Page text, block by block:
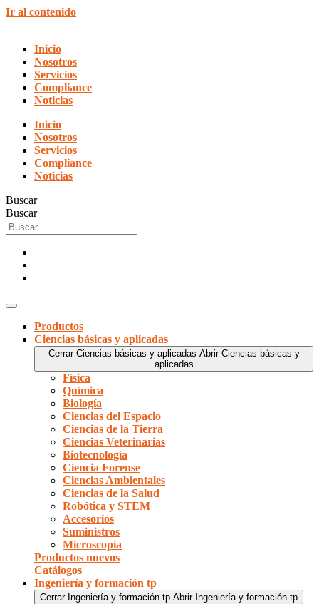
Ir al contenido
Inicio
Nosotros
Servicios
Compliance
Noticias
Inicio
Nosotros
Servicios
Compliance
Noticias
Buscar
Buscar
Productos
Ciencias básicas y aplicadas
Cerrar Ciencias básicas y aplicadas Abrir Ciencias básicas y
aplicadas
Física
Química
Biología
Ciencias del Espacio
Ciencias de la Tierra
Ciencias Veterinarias
Biotecnología
Ciencia Forense
Ciencias Ambientales
Ciencias de la Salud
Robótica y STEM
Accesorios
Suministros
Microscopía
Productos nuevos
Catálogos
Ingeniería y formación tp
Cerrar Ingeniería y formación tp Abrir Ingeniería y formación tp